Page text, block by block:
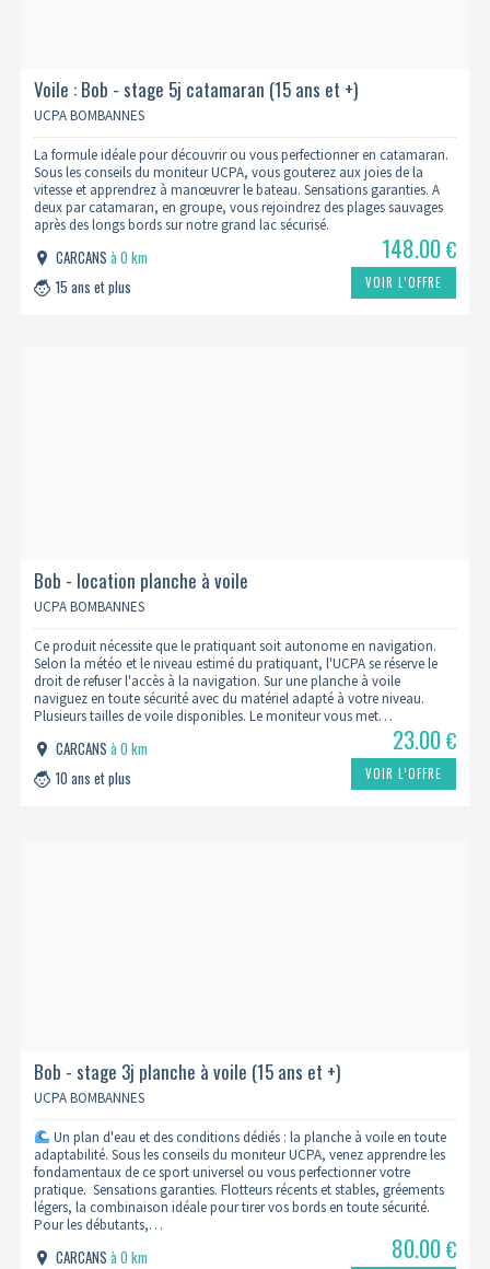
Voile : Bob - stage 5j catamaran (15 ans et +)
UCPA BOMBANNES
La formule idéale pour découvrir ou vous perfectionner en catamaran.
Sous les conseils du moniteur UCPA, vous gouterez aux joies de la
vitesse et apprendrez à manœuvrer le bateau. Sensations garanties. A
deux par catamaran, en groupe, vous rejoindrez des plages sauvages
après des longs bords sur notre grand lac sécurisé.
CARCANSà 0 km
15 ans et plus
148.00€
VOIR L’OFFRE
Bob - location planche à voile
UCPA BOMBANNES
Ce produit nécessite que le pratiquant soit autonome en navigation.
Selon la météo et le niveau estimé du pratiquant, l'UCPA se réserve le
droit de refuser l'accès à la navigation. Sur une planche à voile
naviguez en toute sécurité avec du matériel adapté à votre niveau.
Plusieurs tailles de voile disponibles. Le moniteur vous met…
CARCANSà 0 km
10 ans et plus
23.00€
VOIR L’OFFRE
Bob - stage 3j planche à voile (15 ans et +)
UCPA BOMBANNES
Un plan d'eau et des conditions dédiés : la planche à voile en toute
adaptabilité. Sous les conseils du moniteur UCPA, venez apprendre les
fondamentaux de ce sport universel ou vous perfectionner votre
pratique. Sensations garanties. Flotteurs récents et stables, gréements
légers, la combinaison idéale pour tirer vos bords en toute sécurité.
Pour les débutants,…
CARCANSà 0 km
80.00€